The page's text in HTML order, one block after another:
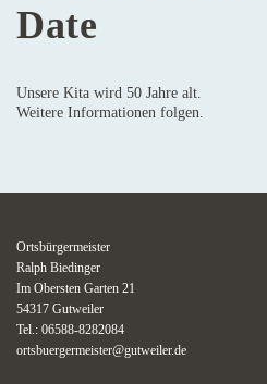
Date
Unsere Kita wird 50 Jahre alt.
Weitere Informationen folgen.
Ortsbürgermeister
Ralph Biedinger
Im Obersten Garten 21
54317 Gutweiler
Tel.: 06588-8282084
ortsbuergermeister@gutweiler.de